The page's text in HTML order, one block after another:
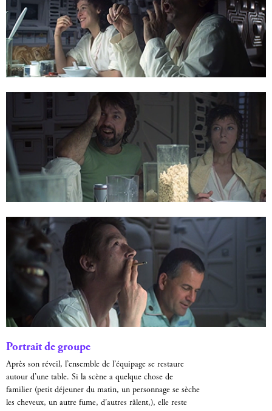
Portrait de groupe
Après son réveil, l’ensemble de l’équipage se restaure
autour d’une table. Si la scène a quelque chose de
familier (petit déjeuner du matin, un personnage se sèche
les cheveux, un autre fume, d’autres râlent,), elle reste